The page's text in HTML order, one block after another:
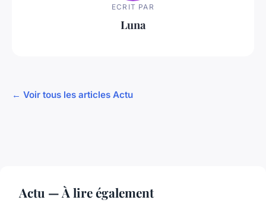
ECRIT PAR
Luna
← Voir tous les articles Actu
Actu — À lire également